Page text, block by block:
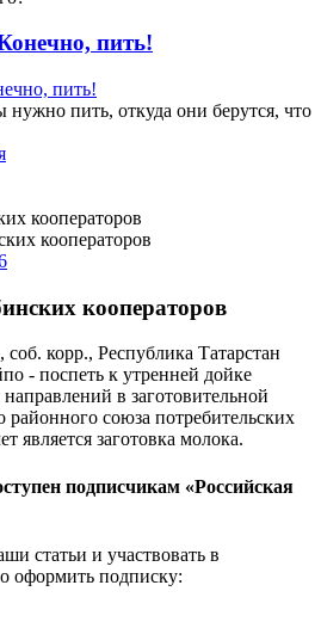
пить!
пить, откуда они берутся, что
кооператоров
кооператоров
корр., Республика Татарстан
- поспеть к утренней дойке
в заготовительной
районного союза потребительских
является заготовка молока.
подписчикам «Российская
статьи и участвовать в
оформить подписку: